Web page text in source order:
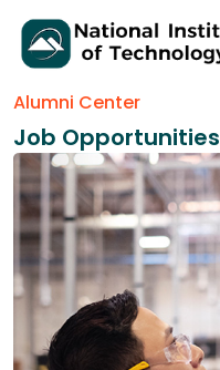
Alumni Center
Job Opportunities